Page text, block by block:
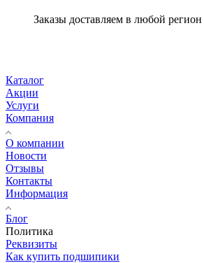
Заказы доставляем в любой
Каталог
Акции
Услуги
Компания
О компании
Новости
Отзывы
Контакты
Информация
Блог
Политика
Реквизиты
Как купить подшипики